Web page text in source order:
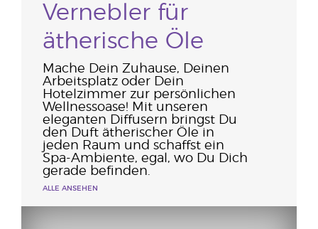
Vernebler für
ätherische Öle
Mache Dein Zuhause, Deinen
Arbeitsplatz oder Dein
Hotelzimmer zur persönlichen
Wellnessoase! Mit unseren
eleganten Diffusern bringst Du
den Duft ätherischer Öle in
jeden Raum und schaffst ein
Spa-Ambiente, egal, wo Du Dich
gerade befinden.
ALLE ANSEHEN